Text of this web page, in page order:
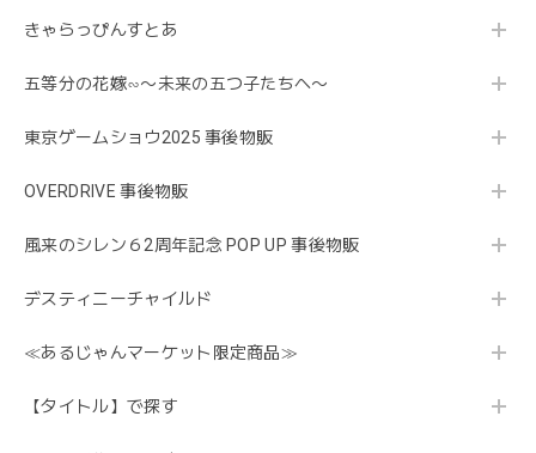
きゃらっぴんすとあ
五等分の花嫁∽〜未来の五つ子たちへ〜
東京ゲームショウ2025 事後物販
OVERDRIVE 事後物販
風来のシレン６2周年記念 POP UP 事後物販
デスティニーチャイルド
≪あるじゃんマーケット限定商品≫
【タイトル】で探す